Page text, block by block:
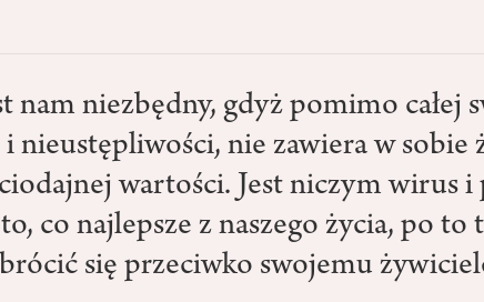
nam niezbędny, gdyż pomimo całej
nieustępliwości, nie zawiera w sobie
wartości. Jest niczym wirus i
co najlepsze z naszego życia, po to
się przeciwko swojemu